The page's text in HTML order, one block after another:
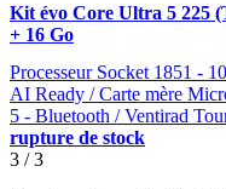
Kit évo Core Ultra 5 225
+ 16 Go
Processeur Socket 1851 -
AI Ready / Carte mère
5 - Bluetooth / Ventirad
rupture de stock
3 / 3